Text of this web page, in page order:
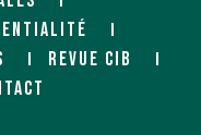
REVUE CIB